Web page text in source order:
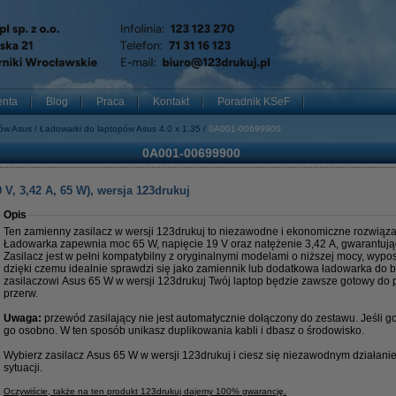
Blog Praca Kontakt Poradnik KSeF
Asus Ładowarki do laptopów Asus 4.0 x 1.35 0A001-00699900
0A001-00699900
3,42 A, 65 W), wersja 123drukuj
Opis
Ten zamienny zasilacz w wersji 123drukuj to niezawodne i ekonomiczne
Ładowarka zapewnia moc 65 W, napięcie 19 V oraz natężenie 3,42 A,
Zasilacz jest w pełni kompatybilny z oryginalnymi modelami o niższej mocy,
dzięki czemu idealnie sprawdzi się jako zamiennik lub dodatkowa ładowarka do
zasilaczowi Asus 65 W w wersji 123drukuj Twój laptop będzie zawsze gotowy do
przerw.
Uwaga: przewód zasilający nie jest automatycznie dołączony do zestawu. Jeśli
go osobno. W ten sposób unikasz duplikowania kabli i dbasz o środowisko.
Wybierz zasilacz Asus 65 W w wersji 123drukuj i ciesz się niezawodnym
sytuacji.
Oczywiście, także na ten produkt 123drukuj dajemy 100% gwarancję.